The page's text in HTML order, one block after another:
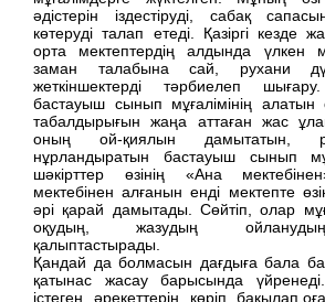
әдістерін іздестіруді, сабақ
көтеруді талап етеді. Қазіргі кезде
орта мектептердің алдында үлкен
заман талабына сай, рухани
жеткіншектерді тәрбиелеп
бастауыш сынып мұғалімінің
табалдырығын жаңа аттаған жас
оның ой-қиялын дамытатын,
нұрландыратын бастауыш сынып
шәкірттер өзінің «Ана
мектебінен алғанын енді мектепте
әрі қарай дамытады. Сөйтіп, олар
оқудың, жазудың
қалыптастырады.
Қандай да болмасын дағдыға бала
қатынас жасау барысында
істеген әрекеттерін көріп